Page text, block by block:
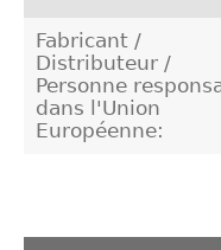
Fabricant /
Distributeur /
Personne
dans l'Union
Européenne: